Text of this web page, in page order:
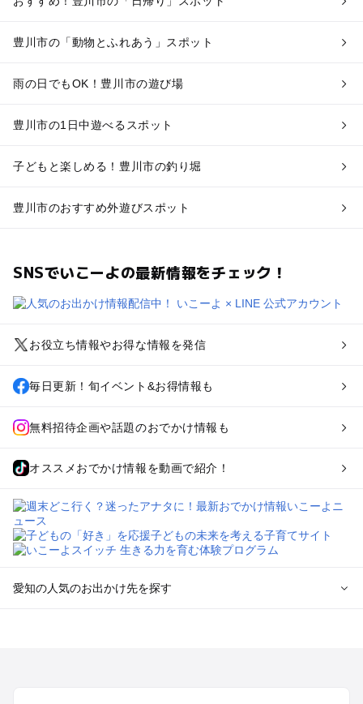
豊川市の「動物とふれあう」スポット
雨の日でもOK！豊川市の遊び場
豊川市の1日中遊べるスポット
子どもと楽しめる！豊川市の釣り堀
豊川市のおすすめ外遊びスポット
SNSでいこーよの最新情報をチェック！
お役立ち情報やお得な情報を発信
毎日更新！旬イベント&お得情報も
無料招待企画や話題のおでかけ情報も
オススメおでかけ情報を動画で紹介！
愛知の人気のお出かけ先を探す